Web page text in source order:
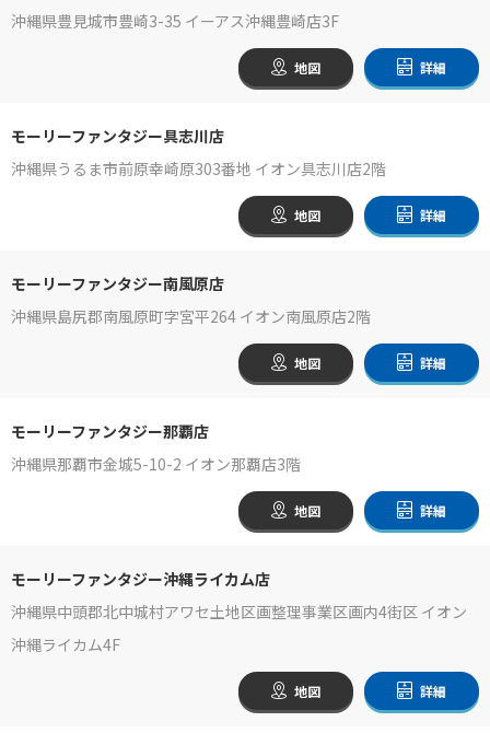
沖縄県豊見城市豊崎3-35 イーアス沖縄豊崎店3F
地図 詳細
モーリーファンタジー具志川店
沖縄県うるま市前原幸崎原303番地 イオン具志川店2階
地図 詳細
モーリーファンタジー南風原店
沖縄県島尻郡南風原町字宮平264 イオン南風原店2階
地図 詳細
モーリーファンタジー那覇店
沖縄県那覇市金城5-10-2 イオン那覇店3階
地図 詳細
モーリーファンタジー沖縄ライカム店
沖縄県中頭郡北中城村アワセ土地区画整理事業区画内4街区 イオン
沖縄ライカム4F
地図 詳細